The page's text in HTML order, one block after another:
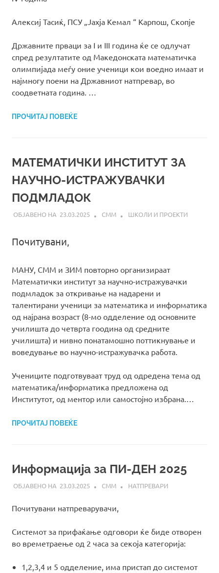
Алексиј Тасиќ, ПСУ „Јахја Кемал “ Карпош, Скопје
Државните прваци за I и III година ќе се одлучат
спред резултатите од Македонската математичка
олимпијада меѓу оние ученици кои воедно имаат и
најмногу поени на Државниот натпревар, во
соодветната година. …
ПРОЧИТАЈ ПОВЕЌЕ
MАТЕМАТИЧКИ ИНСТИТУТ ЗА
НАУЧНО-ИСТРАЖУВАЧКИ
ПОДМЛАДОК
23.03.2025 СММ ШКОЛИ И ПРОЕКТИ
Почитувани,
МАНУ, СММ и ЗИМ повторно организираат
Математички институт за научно-истражувачки
подмладок за откривање на надарени и
талентирани ученици за математика и информатика
од најрана возраст (8-мо одделение од основните
училишта до четврта гоодина од средните
училишта) и нивно понатамошно поттикнување и
воведување во научно-истражувачка работа.
Учениците подготвуваат труд од одредена тема од
математика/информатика предложена од
Институтот, од ментор или самостојно избрана.…
ПРОЧИТАЈ ПОВЕЌЕ
Информација за ПИ-ДЕН 2025
23.03.2025 СММ НАТПРЕВАРИ
Почитувани натпреварувачи,
Системот за прифаќање одговори ќе биде отворен
во времетраење од 2 часа за секоја категорија:
1,2,3,4 и 5 одделение, има пристап до системот